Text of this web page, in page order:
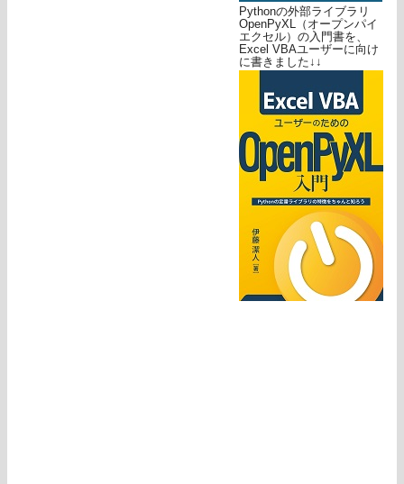
Pythonの外部ライブラリ
OpenPyXL（オープンパイ
エクセル）の入門書を、
Excel VBAユーザーに向け
に書きました↓↓